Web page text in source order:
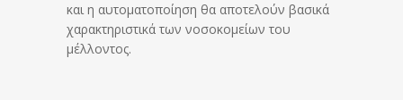
και η αυτοματοποίηση θα αποτελούν βασικά
χαρακτηριστικά των νοσοκομείων του
μέλλοντος.